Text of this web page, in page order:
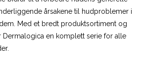
årsakene til hudproblemer i
Med et bredt produktsortiment og
Dermalogica en komplett serie for alle